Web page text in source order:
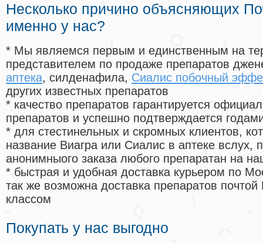
Несколько причино объясняющих
именно у нас?
* Мы являемся первым и единственным на
представителем по продаже препаратов
аптека, силденафила, Сиалис побочный
других известных препаратов
* качество препаратов гарантируется
препаратов и успешно подтверждается
* для стестинельных и скромных клиентов,
название Виагра или Сиалис в аптеке вслух,
анонимныого заказа любого препаратан на
* быстрая и удобная доставка курьером по
так же возможна доставка препаратов
классом
Покупать у нас выгодно